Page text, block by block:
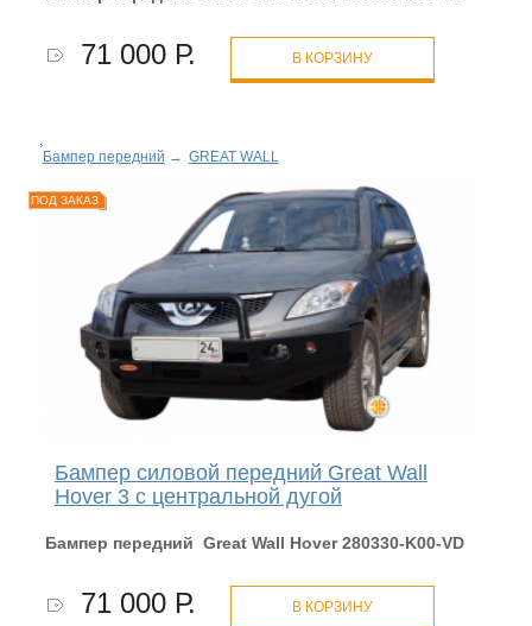
71 000 Р. В КОРЗИНУ
Бампер передний → GREAT WALL
ПОД ЗАКАЗ
Бампер силовой передний Great Wall
Hover 3 с центральной дугой
Бампер передний Great Wall Hover 280330-K00-VD
71 000 Р. В КОРЗИНУ